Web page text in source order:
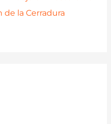
la Cerradura